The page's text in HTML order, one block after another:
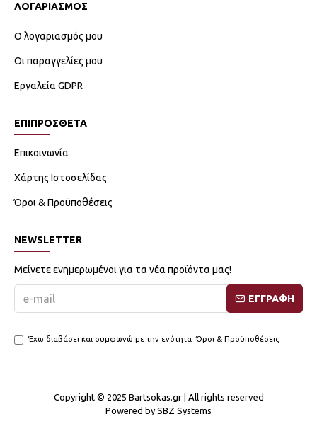
ΛΟΓΑΡΙΑΣΜΟΣ
Ο λογαριασμός μου
Οι παραγγελίες μου
Εργαλεία GDPR
ΕΠΙΠΡΟΣΘΕΤΑ
Επικοινωνία
Χάρτης Ιστοσελίδας
Όροι & Προϋποθέσεις
NEWSLETTER
Μείνετε ενημερωμένοι για τα νέα προϊόντα μας!
ΕΓΓΡΑΦΗ
Έχω διαβάσει και συμφωνώ με την ενότητα Όροι & Προϋποθέσεις
Copyright © 2025 Bartsokas.gr | All rights reserved
Powered by SBZ Systems